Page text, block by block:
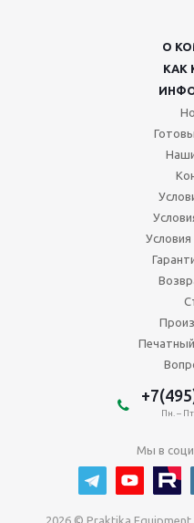
О
КАК
Печатный
Пн. –
Мы в
2026 © Praktika